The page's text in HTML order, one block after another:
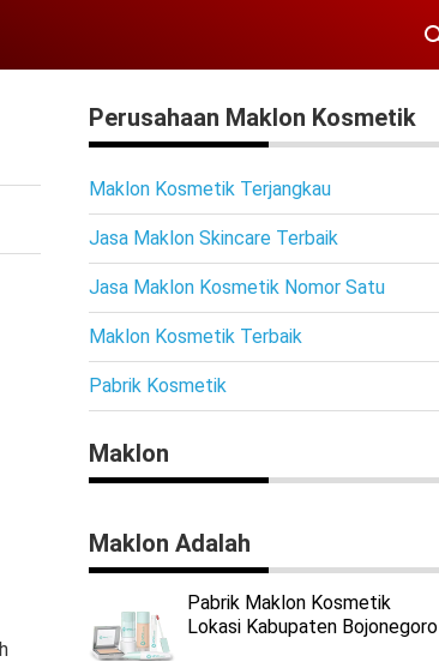
Perusahaan Maklon Kosmetik
Maklon Kosmetik Terjangkau
Jasa Maklon Skincare Terbaik
Jasa Maklon Kosmetik Nomor Satu
Maklon Kosmetik Terbaik
Pabrik Kosmetik
Maklon
Maklon Adalah
Pabrik Maklon Kosmetik
Lokasi Kabupaten Bojonegoro